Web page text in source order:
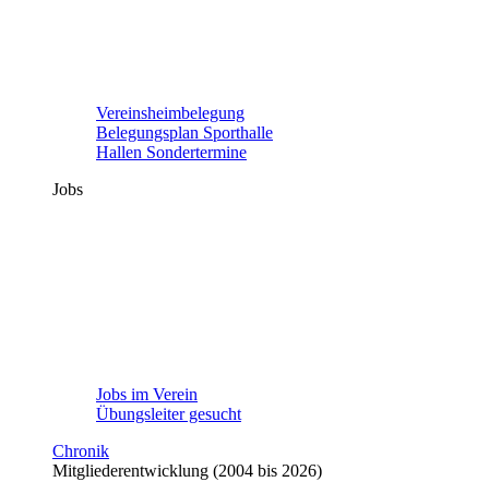
Vereinsheimbelegung
Belegungsplan Sporthalle
Hallen Sondertermine
Jobs
Jobs im Verein
Übungsleiter gesucht
Chronik
Mitgliederentwicklung (2004 bis 2026)